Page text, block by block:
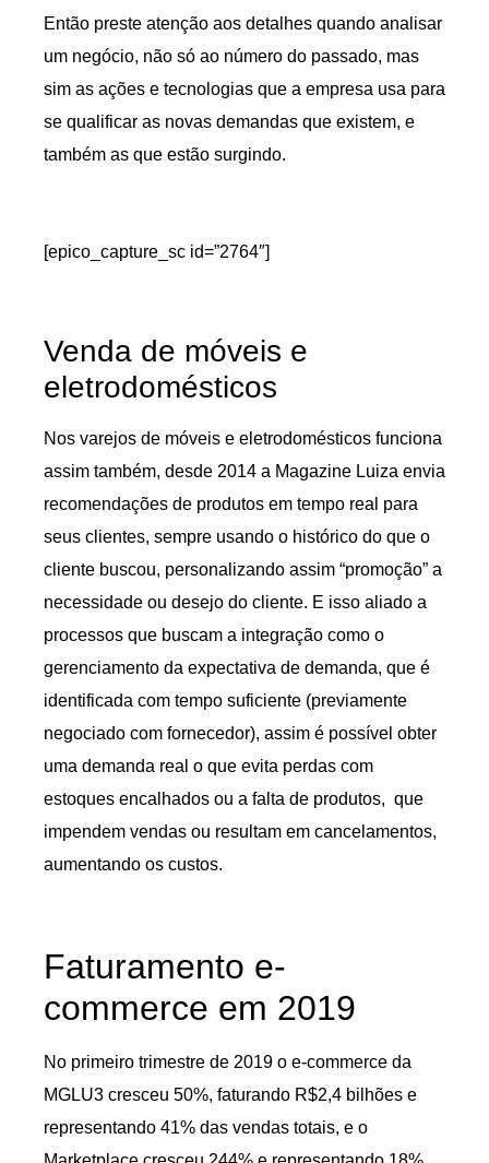
Então preste atenção aos detalhes quando analisar
um negócio, não só ao número do passado, mas
sim as ações e tecnologias que a empresa usa para
se qualificar as novas demandas que existem, e
também as que estão surgindo.
[epico_capture_sc id=”2764″]
Venda de móveis e
eletrodomésticos
Nos varejos de móveis e eletrodomésticos funciona
assim também, desde 2014 a Magazine Luiza envia
recomendações de produtos em tempo real para
seus clientes, sempre usando o histórico do que o
cliente buscou, personalizando assim “promoção” a
necessidade ou desejo do cliente. E isso aliado a
processos que buscam a integração como o
gerenciamento da expectativa de demanda, que é
identificada com tempo suficiente (previamente
negociado com fornecedor), assim é possível obter
uma demanda real o que evita perdas com
estoques encalhados ou a falta de produtos, que
impendem vendas ou resultam em cancelamentos,
aumentando os custos.
Faturamento e-
commerce em 2019
No primeiro trimestre de 2019 o e-commerce da
MGLU3 cresceu 50%, faturando R$2,4 bilhões e
representando 41% das vendas totais, e o